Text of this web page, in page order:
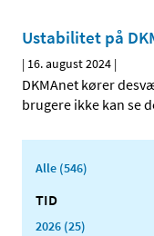
Ustabilitet på
| 16. august 2024 |
DKMAnet kører
brugere ikke kan se
Alle (546)
TID
2026 (25)